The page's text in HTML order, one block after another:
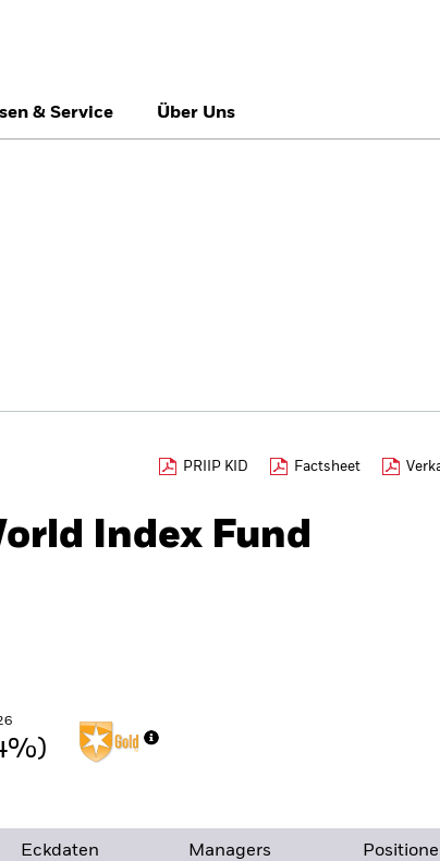
Location not listed
& Service Über Uns
PRIIP KID Factsheet
Index Fund
Eckdaten Managers